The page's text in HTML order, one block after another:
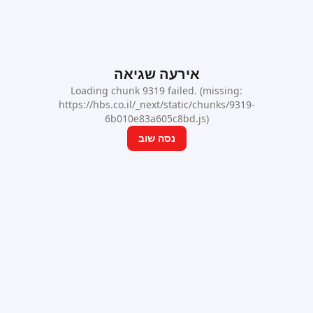
אירעה שגיאה
Loading chunk 9319 failed. (missing:
https://hbs.co.il/_next/static/chunks/9319-
6b010e83a605c8bd.js)